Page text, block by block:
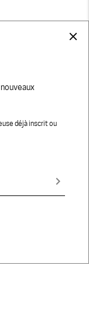
close
déjà inscrit ou
keyboard_arrow_right